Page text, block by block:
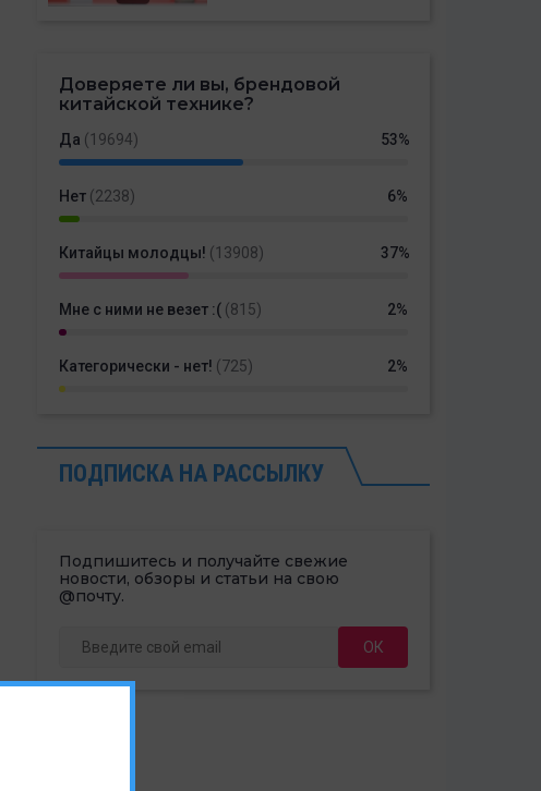
Доверяете ли вы, брендовой
китайской технике?
Да (19694) 53%
Нет (2238) 6%
Китайцы молодцы! (13908) 37%
Мне с ними не везет :( (815) 2%
Категорически - нет! (725) 2%
ПОДПИСКА НА РАССЫЛКУ
Подпишитесь и получайте свежие
новости, обзоры и статьи на свою
@почту.
ОК